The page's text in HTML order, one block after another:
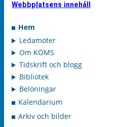
Webbplatsens innehåll
Hem
Ledamöter
Om KÖMS
Tidskrift och blogg
Bibliotek
Belöningar
Kalendarium
Arkiv och bilder